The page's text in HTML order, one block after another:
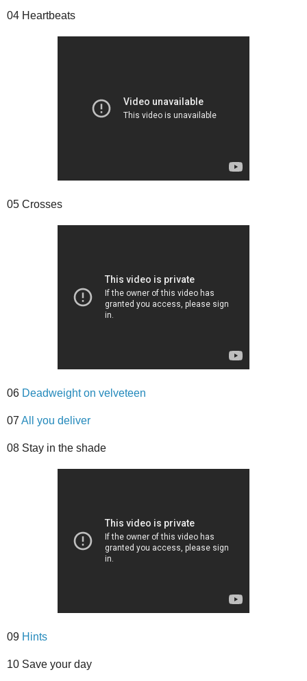
04 Heartbeats
05 Crosses
06 Deadweight on velveteen
07 All you deliver
08 Stay in the shade
09 Hints
10 Save your day